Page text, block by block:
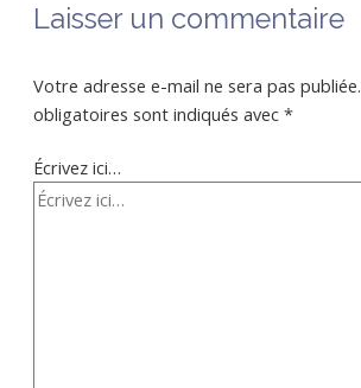
Laisser un commentaire
Votre adresse e-mail ne sera pas publiée.
obligatoires sont indiqués avec *
Écrivez ici…